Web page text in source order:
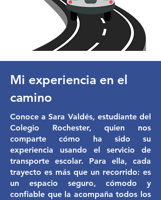
Mi experiencia en el
camino
Conoce a Sara Valdés, estudiante del
Colegio Rochester, quien nos
comparte cómo ha sido su
experiencia usando el servicio de
transporte escolar. Para ella, cada
trayecto es más que un recorrido: es
un espacio seguro, cómodo y
confiable que la acompaña todos los